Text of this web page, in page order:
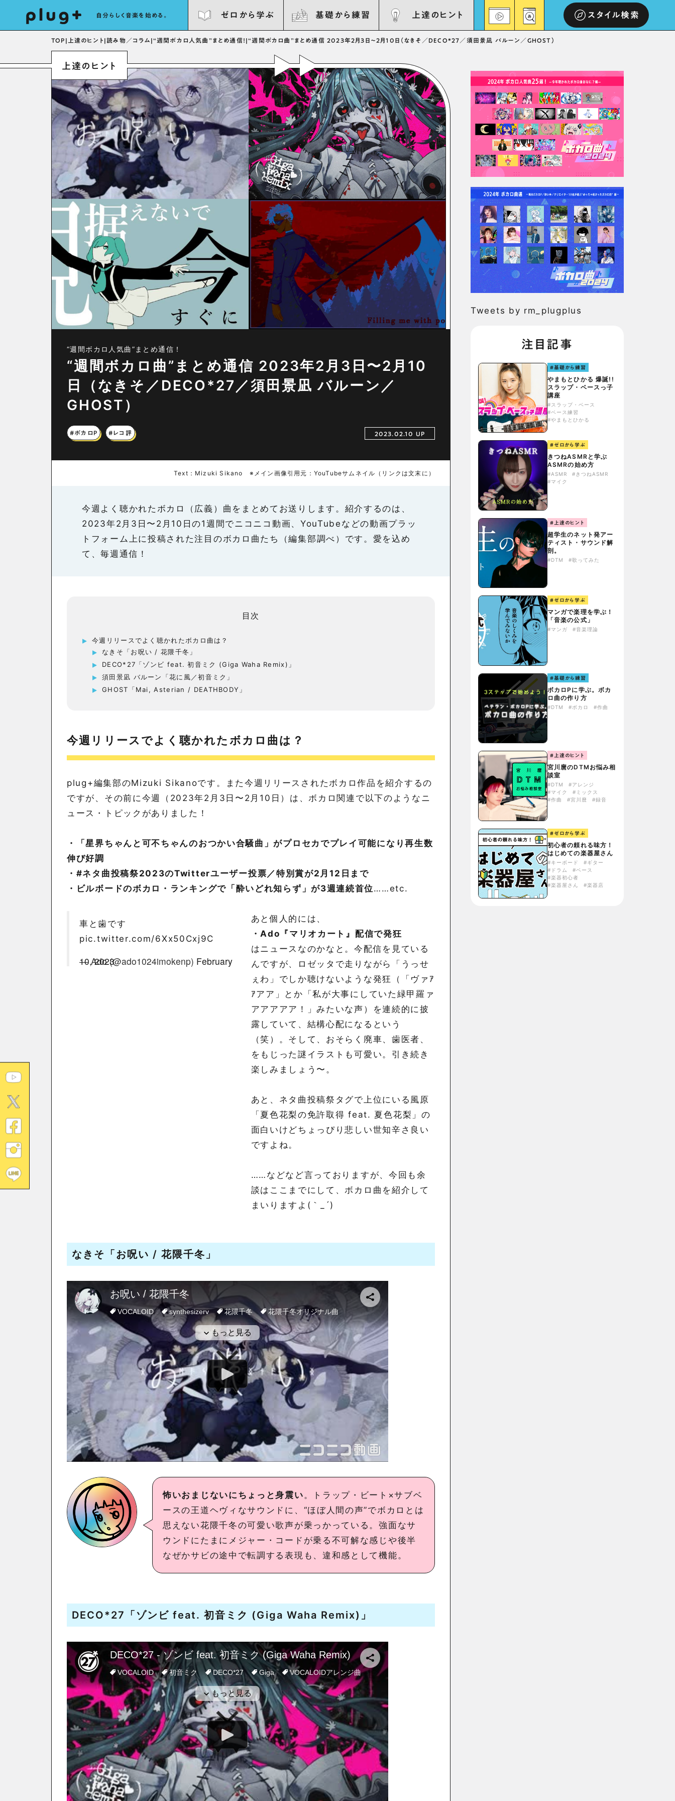
自分らしく音楽を始める。 ゼロから学ぶ 基礎から練習 上達のヒント スタイル検索
TOP | 上達のヒント |読み物／コラム |“週間ボカロ人気曲”まとめ通信！ |“週間ボカロ曲”まとめ通信 2023年2月3日〜2月10日（なきそ／DECO*27／須田景凪 バルーン／GHOST）
上達のヒント
“週間ボカロ人気曲”まとめ通信！
“週間ボカロ曲”まとめ通信 2023年2月3日〜2月10
日（なきそ／DECO*27／須田景凪 バルーン／
GHOST）
#ボカロP #レコ評 2023.02.10 UP
Text：Mizuki Sikano ※メイン画像引用元：YouTubeサムネイル（リンクは文末に）
今週よく聴かれたボカロ（広義）曲をまとめてお送りします。紹介するのは、
2023年2月3日〜2月10日の1週間でニコニコ動画、YouTubeなどの動画プラッ
トフォーム上に投稿された注目のボカロ曲たち（編集部調べ）です。愛を込め
て、毎週通信！
目次
今週リリースでよく聴かれたボカロ曲は？
なきそ「お呪い / 花隈千冬」
DECO*27「ゾンビ feat. 初音ミク (Giga Waha Remix)」
須田景凪 バルーン「花に風／初音ミク」
GHOST「Mai, Asterian / DEATHBODY」
今週リリースでよく聴かれたボカロ曲は？
plug+編集部のMizuki Sikanoです。また今週リリースされたボカロ作品を紹介するの
ですが、その前に今週（2023年2月3日〜2月10日）は、ボカロ関連で以下のようなニ
ュース・トピックがありました！
・「星界ちゃんと可不ちゃんのおつかい合騒曲」がプロセカでプレイ可能になり再生数
伸び好調
・#ネタ曲投稿祭2023のTwitterユーザー投票／特別賞が2月12日まで
・ビルボードのボカロ・ランキングで「酔いどれ知らず」が3週連続首位……etc.
車と歯です
pic.twitter.com/6Xx50Cxj9C
— Ado (@ado1024imokenp)
February 10, 2023
あと個人的には、
・Ado『マリオカート』配信で発狂
はニュースなのかなと。今配信を見ている
んですが、ロゼッタで走りながら「うっせ
ぇわ」でしか聴けないような発狂（「ヴァｱ
ｱアア」とか「私が大事にしていた緑甲羅ァ
アアアアア！」みたいな声）を連続的に披
露していて、結構心配になるという
（笑）。そして、おそらく廃車、歯医者、
をもじった謎イラストも可愛い。引き続き
楽しみましょう〜。
あと、ネタ曲投稿祭タグで上位にいる風原
「夏色花梨の免許取得 feat. 夏色花梨」の
面白いけどちょっぴり悲しい世知辛さ良い
ですよね。
……などなど言っておりますが、今回も余
談はここまでにして、ボカロ曲を紹介して
まいりますよ(｀_´)ゞ
なきそ「お呪い / 花隈千冬」
怖いおまじないにちょっと身震い。トラップ・ビート×サブベ
ースの王道ヘヴィなサウンドに、“ほぼ人間の声”でボカロとは
思えない花隈千冬の可愛い歌声が乗っかっている。強面なサ
ウンドにたまにメジャー・コードが乗る不可解な感じや後半
なぜかサビの途中で転調する表現も、違和感として機能。
DECO*27「ゾンビ feat. 初音ミク (Giga Waha Remix)」
Tweets by rm_plugplus
注目記事
#基礎から練習
やまもとひかる 爆誕!!
スラップ・ベースっ子
講座
#スラップ・ベース
#ベース練習
#やまもとひかる
#ゼロから学ぶ
きつねASMRと学ぶ
ASMRの始め方
#ASMR
#きつねASMR
#マイク
#上達のヒント
超学生のネット発アー
ティスト・サウンド解
剖。
#DTM #歌ってみた
#ゼロから学ぶ
マンガで楽理を学ぶ！
「音楽の公式」
#マンガ #音楽理論
#基礎から練習
ボカロPに学ぶ。ボカ
ロ曲の作り方
#DTM #ボカロ #作曲
#上達のヒント
宮川麿のDTMお悩み相
談室
#DTM
#アレンジ
#マイク
#ミックス
#作曲
#宮川麿 #録音
#ゼロから学ぶ
初心者の頼れる味方！
はじめての楽器屋さん
#キーボード
#ギター
#ドラム
#ベース
#楽器初心者
#楽器屋さん
#楽器店